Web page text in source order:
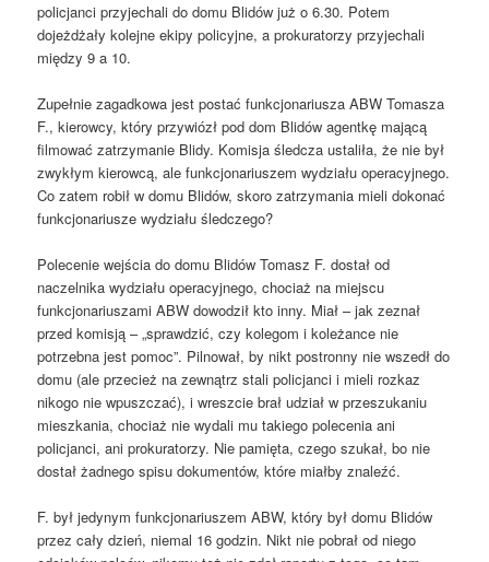
policjanci przyjechali do domu Blidów już o 6.30. Potem
dojeżdżały kolejne ekipy policyjne, a prokuratorzy przyjechali
między 9 a 10.
Zupełnie zagadkowa jest postać funkcjonariusza ABW Tomasza
F., kierowcy, który przywiózł pod dom Blidów agentkę mającą
filmować zatrzymanie Blidy. Komisja śledcza ustaliła, że nie był
zwykłym kierowcą, ale funkcjonariuszem wydziału operacyjnego.
Co zatem robił w domu Blidów, skoro zatrzymania mieli dokonać
funkcjonariusze wydziału śledczego?
Polecenie wejścia do domu Blidów Tomasz F. dostał od
naczelnika wydziału operacyjnego, chociaż na miejscu
funkcjonariuszami ABW dowodził kto inny. Miał – jak zeznał
przed komisją – „sprawdzić, czy kolegom i koleżance nie
potrzebna jest pomoc”. Pilnował, by nikt postronny nie wszedł do
domu (ale przecież na zewnątrz stali policjanci i mieli rozkaz
nikogo nie wpuszczać), i wreszcie brał udział w przeszukaniu
mieszkania, chociaż nie wydali mu takiego polecenia ani
policjanci, ani prokuratorzy. Nie pamięta, czego szukał, bo nie
dostał żadnego spisu dokumentów, które miałby znaleźć.
F. był jedynym funkcjonariuszem ABW, który był domu Blidów
przez cały dzień, niemal 16 godzin. Nikt nie pobrał od niego